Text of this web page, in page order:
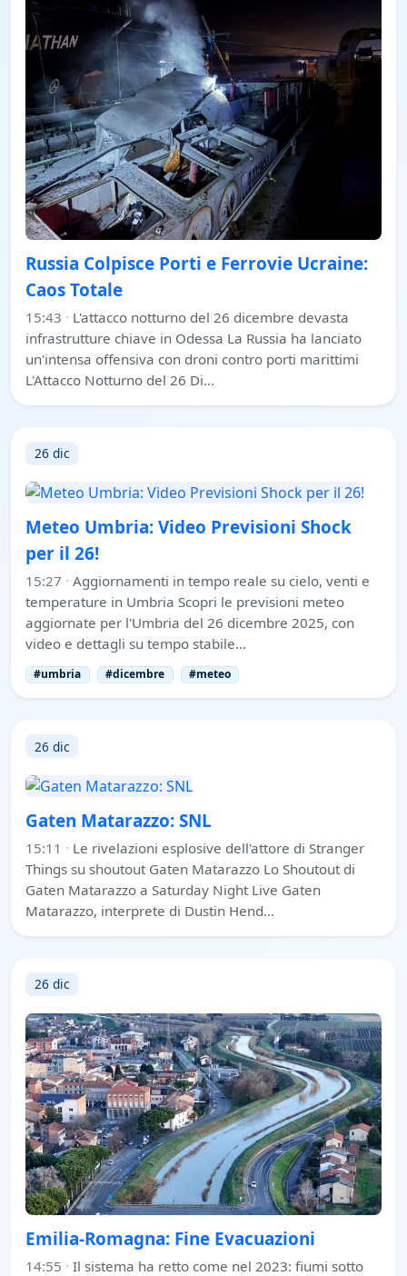
Russia Colpisce Porti e Ferrovie Ucraine:
Caos Totale
15:43 · L'attacco notturno del 26 dicembre devasta
infrastrutture chiave in Odessa La Russia ha lanciato
un'intensa offensiva con droni contro porti marittimi
L'Attacco Notturno del 26 Di…
26 dic
Meteo Umbria: Video Previsioni Shock
per il 26!
15:27 · Aggiornamenti in tempo reale su cielo, venti e
temperature in Umbria Scopri le previsioni meteo
aggiornate per l'Umbria del 26 dicembre 2025, con
video e dettagli su tempo stabile…
#umbria #dicembre #meteo
26 dic
Gaten Matarazzo: SNL
15:11 · Le rivelazioni esplosive dell'attore di Stranger
Things su shoutout Gaten Matarazzo Lo Shoutout di
Gaten Matarazzo a Saturday Night Live Gaten
Matarazzo, interprete di Dustin Hend…
26 dic
Emilia-Romagna: Fine Evacuazioni
14:55 · Il sistema ha retto come nel 2023: fiumi sotto